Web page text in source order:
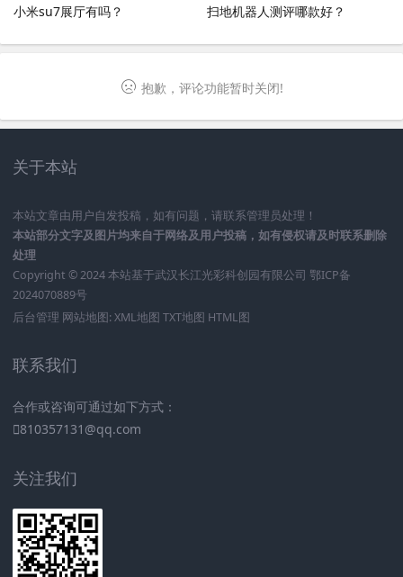
小米su7展厅有吗？
扫地机器人测评哪款好？
抱歉，评论功能暂时关闭!
关于本站
本站文章由用户自发投稿，如有问题，请联系管理员处理！
本站部分文字及图片均来自于网络及用户投稿，如有侵权请及时联系删除
处理
Copyright © 2024 本站基于武汉长江光彩科创园有限公司 鄂ICP备
2024070889号
后台管理 网站地图: XML地图 TXT地图 HTML图
联系我们
合作或咨询可通过如下方式：
810357131@qq.com
关注我们